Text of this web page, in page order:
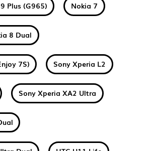
Plus (G965) Nokia 7
8 Dual
7S) Sony Xperia L2
Sony Xperia XA2 Ultra